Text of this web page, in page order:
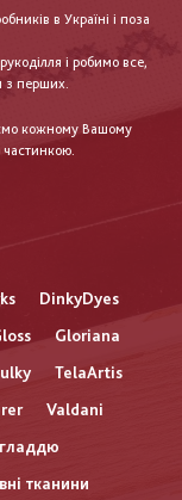
в Україні і поза
і робимо все,
з перших.
кожному Вашому
частинкою.
DinkyDyes
Gloriana
TelaArtis
Valdani
тканини